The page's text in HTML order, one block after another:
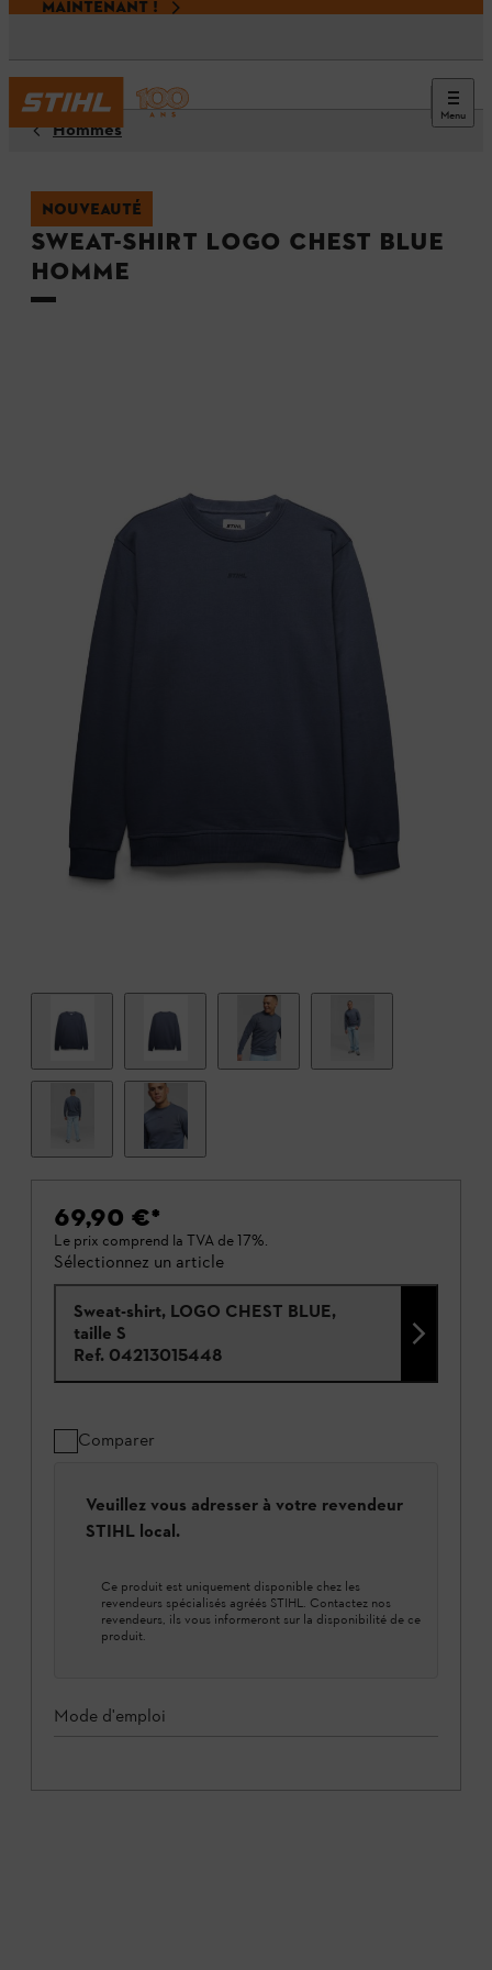
MAINTENANT !
Menu
Hommes
NOUVEAUTÉ
Sweat-shirt LOGO CHEST BLUE
Homme
69,90 €*
Le prix comprend la TVA de 17%.
Sélectionnez un article
Sweat-shirt, LOGO CHEST BLUE,
taille S
Ref. 04213015448
Comparer
Veuillez vous adresser à votre revendeur
STIHL local.
Ce produit est uniquement disponible chez les
revendeurs spécialisés agréés STIHL. Contactez nos
revendeurs, ils vous informeront sur la disponibilité de ce
produit.
Mode d'emploi